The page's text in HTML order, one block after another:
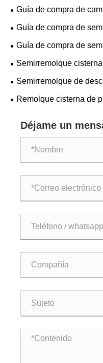
Guía de compra de
Sinotruk SITRAK 8 × 4
Guía de compra de
gris de 5 ejes para
Guía de compra de
cemento de cuatro ejes
Semirremolque
transporte de
Semirremolque de
transporte a granel en
Remolque cisterna de
especificaciones y guía
Déjame un